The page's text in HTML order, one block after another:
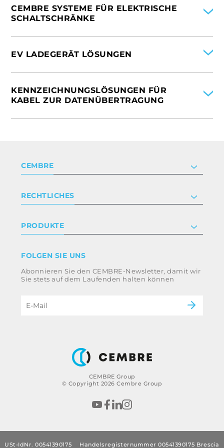
CEMBRE SYSTEME FÜR ELEKTRISCHE
SCHALTSCHRÄNKE
INTERNATIONAL
ITALIEN
SPANIEN
DEUTSCHLAND
CHINA
VEREINIGTE STAATEN VON AMERIKA
EV LADEGERÄT LÖSUNGEN
INTERNATIONAL
ITALIEN
SPANIEN
FRANKREICH
VEREINIGTE STAATEN VON AMERIKA
KENNZEICHNUNGSLÖSUNGEN FÜR
KABEL ZUR DATENÜBERTRAGUNG
INTERNATIONAL
CEMBRE Group
© Copyright 2026 Cembre Group
CEMBRE
Zertifizierung
Arbeite mit uns
RECHTLICHES
Geschäftsbedingungen
Whistleblowing
Impressum
PRODUKTE
Energieversorgung
B2B Disclaimer
FOLGEN SIE UNS
Abonnieren Sie den CEMBRE-Newsletter, damit wir
Sie stets auf dem Laufenden halten können
USt-IdNr. 00541390175 Handelsregisternummer 00541390175 Brescia